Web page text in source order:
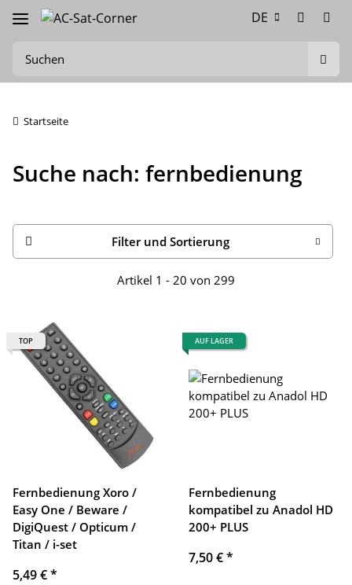
DE
Startseite
Suche nach: fernbedienung
Filter und Sortierung
Artikel 1 - 20 von 299
TOP
Fernbedienung Xoro /
Easy One / Beware /
DigiQuest / Opticum /
Titan / i-set
5,49 €*
AUF LAGER
Fernbedienung
kompatibel zu Anadol HD
200+ PLUS
7,50 €*